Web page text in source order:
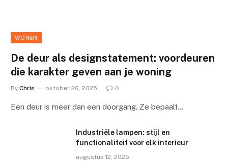
WONEN
De deur als designstatement: voordeuren
die karakter geven aan je woning
By Chris oktober 26, 2025 0
Een deur is meer dan een doorgang. Ze bepaalt…
Industriële lampen: stijl en
functionaliteit voor elk interieur
augustus 12, 2025